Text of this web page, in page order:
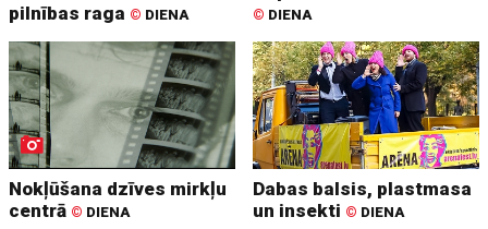
pilnības raga © DIENA © DIENA
Nokļūšana dzīves mirkļu
centrā © DIENA
Dabas balsis, plastmasa
un insekti © DIENA